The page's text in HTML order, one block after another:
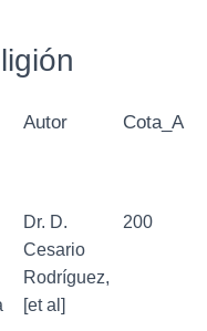
Autor Cota_A
Dr. D.
Cesario
Rodríguez,
[et al]
200